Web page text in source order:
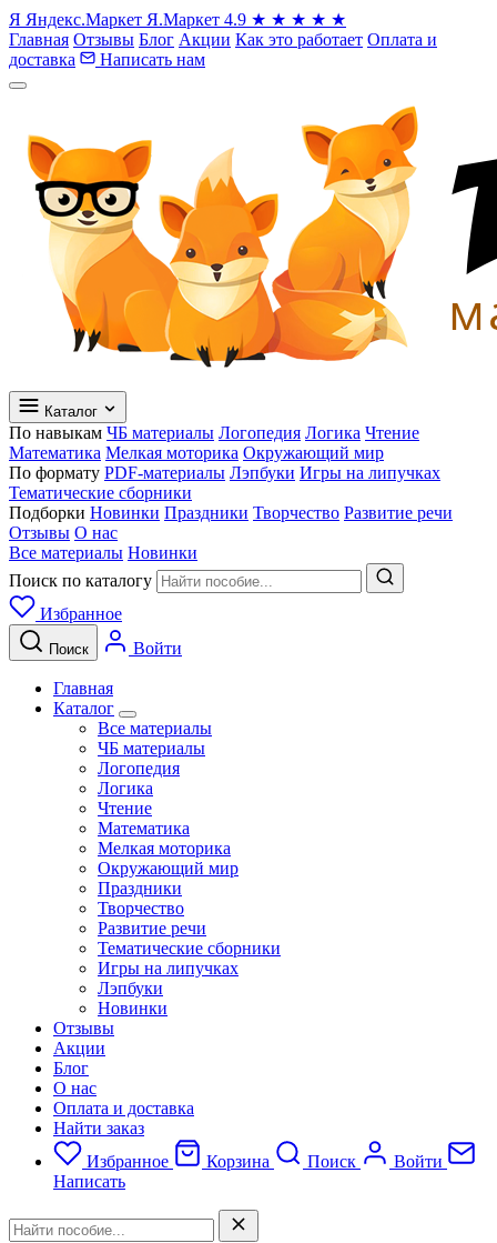
Я Яндекс.Маркет Я.Маркет 4.9 ★ ★ ★ ★ ★
Главная Отзывы Блог Акции Как это работает Оплата и
доставка
Написать нам
Каталог
По навыкам ЧБ материалы Логопедия Логика Чтение
Математика Мелкая моторика Окружающий мир
По формату PDF-материалы Лэпбуки Игры на липучках
Тематические сборники
Подборки Новинки Праздники Творчество Развитие речи
Отзывы О нас
Все материалы Новинки
Поиск по каталогу
Избранное
Поиск Войти
Главная
Каталог
Все материалы
ЧБ материалы
Логопедия
Логика
Чтение
Математика
Мелкая моторика
Окружающий мир
Праздники
Творчество
Развитие речи
Тематические сборники
Игры на липучках
Лэпбуки
Новинки
Отзывы
Акции
Блог
О нас
Оплата и доставка
Найти заказ
Избранное
Корзина Поиск
Войти
Написать